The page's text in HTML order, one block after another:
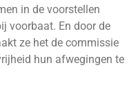
in de voorstellen
voorbaat. En door de
ze het de commissie
hun afwegingen te